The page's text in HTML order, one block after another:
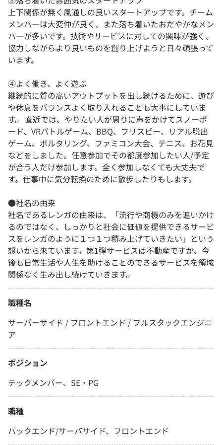
上下関係が無く風通しの良いスタートアップです。チーム
メンバーは大変仲が良く、また落ち着いたおだやかなメン
バーが多いです。技術やサービスに対しての興味が強く、
協力しながらより良いものを創り上げようと日々頑張って
います。
④よく働き、よく遊ぶ
継続的に質の高いアウトプットを出し続けるために、遊び
や休息をバランスよく取り入れることも大事にしていま
す。 直近では、やりたい人が周りに声をかけてスノーボ
ード、VRバトルゲーム、BBQ、フリスビー、リアル脱出
ゲーム、ボルタリング、ファミコン大会、テニス、お花見
などをしました。任意参加でその都度参加したい人/予定
が合う人だけ参加します。全く参加しなくても大丈夫で
す。仕事中に気分転換のために散歩したりもします。
●社名の由来
社名であるレンガの由来は、「流行や商機のみを追いかけ
るのではなく、しっかりと社会に価値を提供できるサービ
スをレンガのように１つ１つ積み上げていきたい」という
想いから来ています。第1弾サービスは不動産ですが、今
後も日常生活や人生を助けることのできるサービスを領域
関係なく生み出し続けていきます。
職種名
サーバーサイド / フロントエンド / フルスタックエンジニ
ア
ポジション
テックメンバー、SE・PG
職種
バックエンド/サーバサイド、フロントエンド